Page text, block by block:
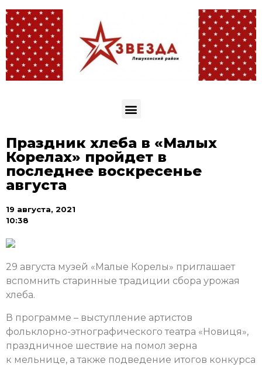
Праздник хлеба в «Малых
Корелах» пройдет в
последнее воскресенье
августа
19 августа, 2021
10:38
29 августа музей «Малые Корелы» приглашает
вспомнить старинные традиции сбора урожая
хлеба.
В программе – выступление артистов
фольклорно-этнографического театра «Новиця»,
праздничное шествие на помол зерна
к мельнице, а также подведение итогов конкурса